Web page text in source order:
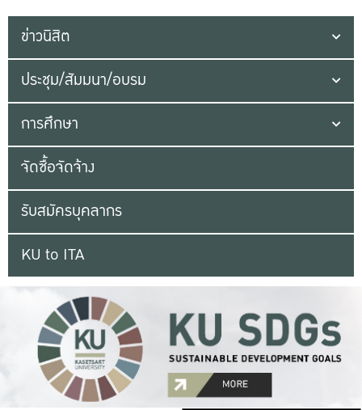
ข่าวนิสิต
ประชุม/สัมมนา/อบรม
การศึกษา
จัดซื้อจัดจ้าง
รับสมัครบุคลากร
KU to ITA